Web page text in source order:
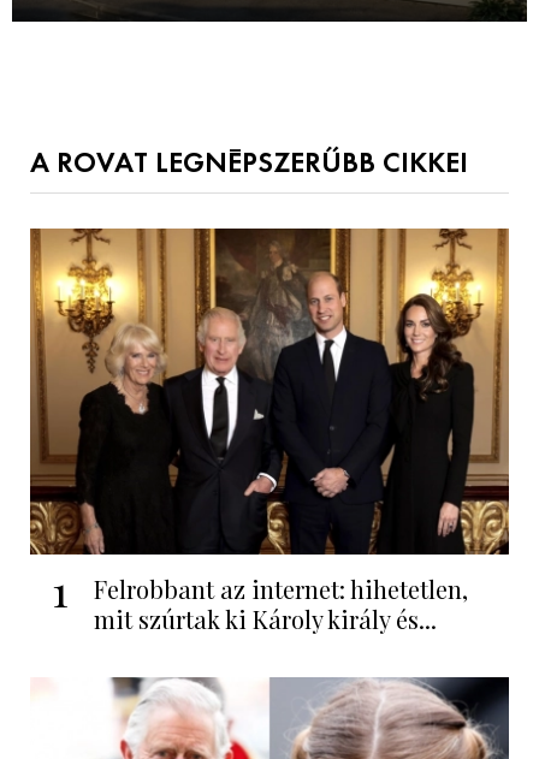
A ROVAT LEGNÉPSZERŰBB CIKKEI
1
Felrobbant az internet: hihetetlen,
mit szúrtak ki Károly király és...